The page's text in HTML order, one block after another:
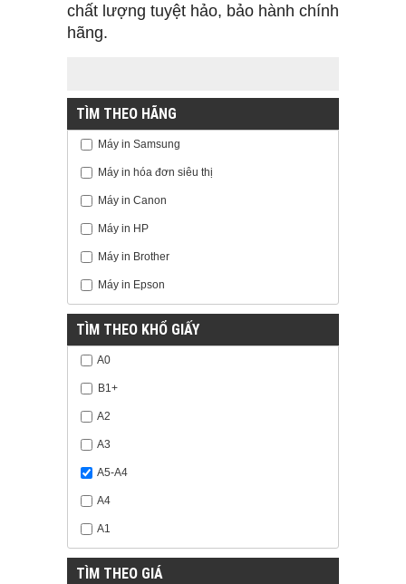
chất lượng tuyệt hảo, bảo hành chính
hãng.
TÌM THEO HÃNG
Máy in Samsung
Máy in hóa đơn siêu thị
Máy in Canon
Máy in HP
Máy in Brother
Máy in Epson
TÌM THEO KHỔ GIẤY
A0
B1+
A2
A3
A5-A4
A4
A1
TÌM THEO GIÁ